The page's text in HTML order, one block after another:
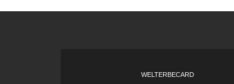
WELTERBECARD